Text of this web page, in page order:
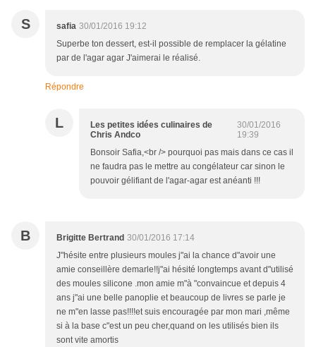
S safia 30/01/2016 19:12
Superbe ton dessert, est-il possible de remplacer la gélatine
par de l'agar agar J'aimerai le réalisé.
Répondre
L
Les petites idées culinaires de
Chris Andco
30/01/2016
19:39
Bonsoir Safia,<br /> pourquoi pas mais dans ce cas il
ne faudra pas le mettre au congélateur car sinon le
pouvoir gélifiant de l'agar-agar est anéanti !!!
B Brigitte Bertrand 30/01/2016 17:14
J"hésite entre plusieurs moules j"ai la chance d"avoir une
amie conseillère demarle!!j"ai hésité longtemps avant d"utilisé
des moules silicone .mon amie m"à "convaincue et depuis 4
ans j"ai une belle panoplie et beaucoup de livres se parle je
ne m"en lasse pas!!!!et suis encouragée par mon mari ,même
si à la base c"est un peu cher,quand on les utilisés bien ils
sont vite amortis